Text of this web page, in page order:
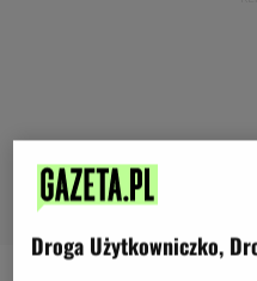
Droga Użytkowniczko,